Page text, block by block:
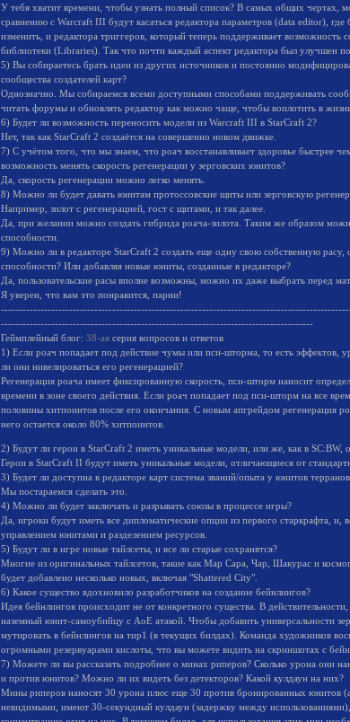
У тебя хватит времени, чтобы узнать полный список? В самых общих чертах,
сравнению с Warcraft III будут касаться редактора параметров (data editor),
изменить, и редактора триггеров, который теперь поддерживает возможность
библиотеки (Libraries). Так что почти каждый аспект редактора был улучшен
5) Вы собираетесь брать идеи из других источников и постоянно
сообщества создателей карт?
Однозначно. Мы собираемся всеми доступными способами поддерживать
читать форумы и обновлять редактор как можно чаще, чтобы воплотить в
6) Будет ли возможность переносить модели из Warcraft III в StarCraft 2?
Нет, так как StarCraft 2 создаётся на совершенно новом движке.
7) С учётом того, что мы знаем, что роач восстанавливает здоровье быстрее
возможность менять скорость регенерации у зерговских юнитов?
Да, скорость регенерации можно легко менять.
8) Можно ли будет давать юнитам протоссовские щиты или зерговскую
Например, зилот с регенерацией, гост с щитами, и так далее.
Да, при желании можно создать гибрида роача-зилота. Таким же образом
способности.
9) Можно ли в редакторе StarCraft 2 создать еще одну свою собственную расу,
способности? Или добавляя новые юниты, созданные в редакторе?
Да, пользовательские расы вполне возможны, можно их даже выбрать перед
Я уверен, что вам это понравится, парни!
---------------------------------------------------------------------------------------
Геймплейный блог:38-ая серия вопросов и ответов
1) Если роач попадает под действие чумы или пси-шторма, то есть эффектов,
ли они нивелироваться его регенерацией?
Регенерация роача имеет фиксированную скорость, пси-шторм наносит
времени в зоне своего действия. Если роач попадает под пси-шторм на все
половины хитпоинтов после его окончания. С новым апгрейдом регенерация
него остается около 80% хитпоинтов.
2) Будут ли герои в StarCraft 2 иметь уникальные модели, или же, как в SC:BW,
Герои в StarCraft II будут иметь уникальные модели, отличающиеся от
3) Будет ли доступна в редакторе карт система званий/опыта у юнитов
Мы постараемся сделать это.
4) Можно ли будет заключать и разрывать союзы в процессе игры?
Да, игроки будут иметь все дипломатические опции из первого старкрафта, и,
управлением юнитами и разделением ресурсов.
5) Будут ли в игре новые тайлсеты, и все ли старые сохранятся?
Многие из оригинальных тайлсетов, такие как Мар Сара, Чар, Шакурас и
будет добавлено несколько новых, включая "Shattered City".
6) Какое существо вдохновило разработчиков на создание бейнлингов?
Идея бейнлингов происходит не от конкретного существа. В
наземный юнит-самоубийцу с AoE атакой. Чтобы добавить универсальности
мутировать в бейнлингов на тир1 (в текущих билдах). Команда художников
огромными резервуарами кислоты, что вы можете видить на скриншотах с
7) Можете ли вы рассказать подробнее о минах риперов? Сколько урона они
и против юнитов? Можно ли их видеть без детекторов? Какой кулдаун на них?
Мины риперов наносят 30 урона плюс еще 30 против бронированных юнитов
невидимыми, имеют 30-секундный кулдаун (задержку между